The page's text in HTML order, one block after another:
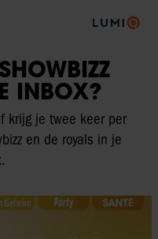
INBOX?
krijg je twee keer per
en de royals in je